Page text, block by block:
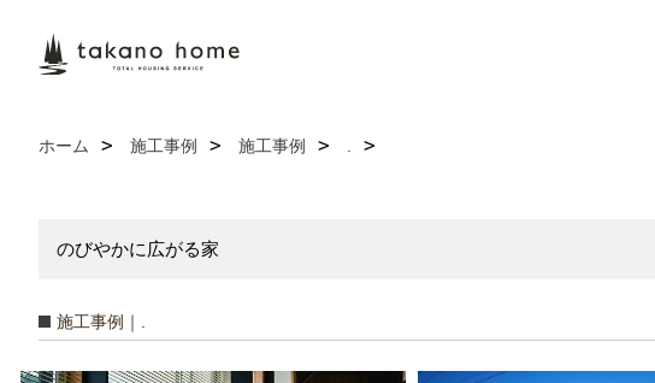
ホーム 施工事例 施工事例
のびやかに広がる家
施工事例｜.